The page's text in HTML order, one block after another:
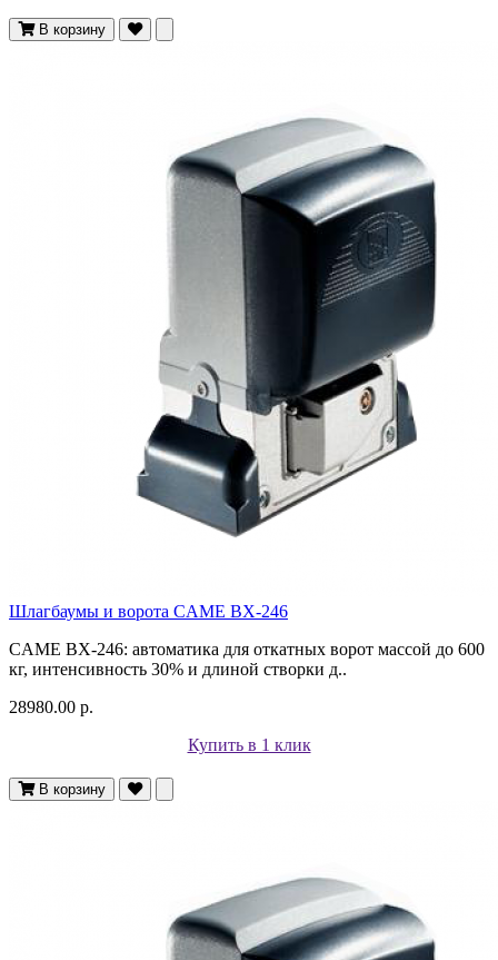
В корзину
Шлагбаумы и ворота CAME BX-246
CAME BX-246: автоматика для откатных ворот массой до 600
кг, интенсивность 30% и длиной створки д..
28980.00 р.
Купить в 1 клик
В корзину